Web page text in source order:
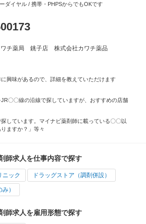
ダイヤル / 携帯・PHPSからでもOKです
ワチ薬局 銚子店 株式会社カワチ薬品
に興味があるので、詳細を教えていただけます
JR〇〇線の沿線で探していますが、おすすめの店舗
探しています。マイナビ薬剤師に載っている〇〇以
ますか？」等々
師求人を仕事内容で探す
ニック ドラッグストア（調剤併設）
）
師求人を雇用形態で探す